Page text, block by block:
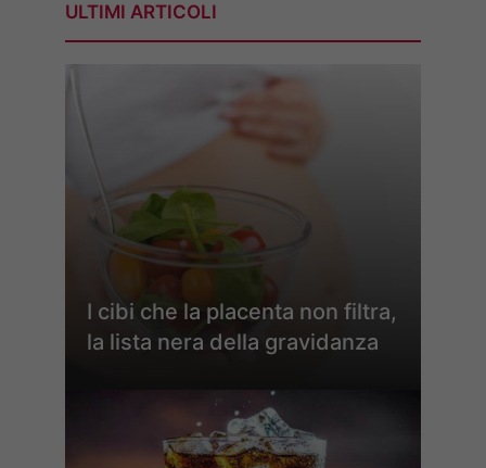
ULTIMI ARTICOLI
I cibi che la placenta non filtra,
la lista nera della gravidanza